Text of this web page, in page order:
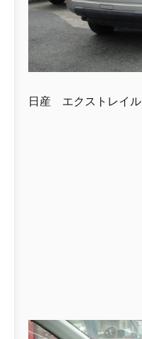
日産 エクストレイル